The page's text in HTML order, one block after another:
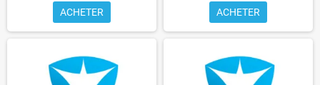
ACHETER ACHETER